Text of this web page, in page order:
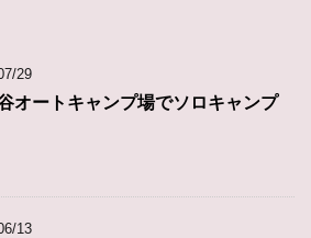
29
オートキャンプ場でソロキャンプ
13